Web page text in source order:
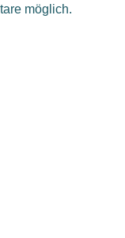
möglich.